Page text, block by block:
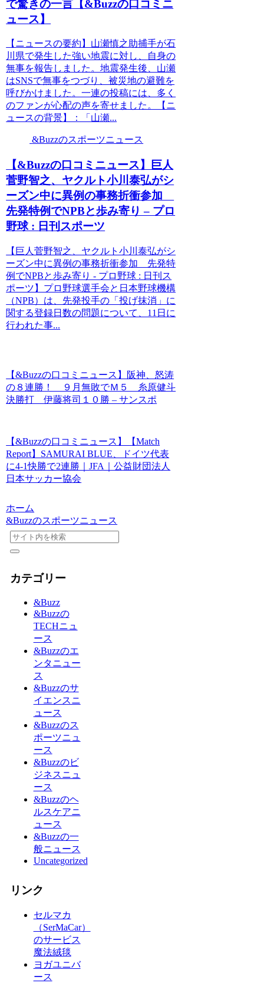
で驚きの一言【&Buzzの口コミニ
ュース】
【ニュースの要約】山瀬慎之助捕手が石
川県で発生した強い地震に対し、自身の
無事を報告しました。地震発生後、山瀬
はSNSで無事をつづり、被災地の避難を
呼びかけました。一連の投稿には、多く
のファンが心配の声を寄せました。【ニ
ュースの背景】：「山瀬...
&Buzzのスポーツニュース
【&Buzzの口コミニュース】巨人
菅野智之、ヤクルト小川泰弘がシ
ーズン中に異例の事務折衝参加
先発特例でNPBと歩み寄り – プロ
野球 : 日刊スポーツ
【巨人菅野智之、ヤクルト小川泰弘がシ
ーズン中に異例の事務折衝参加 先発特
例でNPBと歩み寄り - プロ野球 : 日刊ス
ポーツ】プロ野球選手会と日本野球機構
（NPB）は、先発投手の「投げ抹消」に
関する登録日数の問題について、11日に
行われた事...
【&Buzzの口コミニュース】阪神、怒涛
の８連勝！ ９月無敗でＭ５ 糸原健斗
決勝打 伊藤将司１０勝 – サンスポ
【&Buzzの口コミニュース】【Match
Report】SAMURAI BLUE、ドイツ代表
に4-1快勝で2連勝｜JFA｜公益財団法人
日本サッカー協会
ホーム
&Buzzのスポーツニュース
カテゴリー
&Buzz
&Buzzの
TECHニュ
ース
&Buzzのエ
ンタニュー
ス
&Buzzのサ
イエンスニ
ュース
&Buzzのス
ポーツニュ
ース
&Buzzのビ
ジネスニュ
ース
&Buzzのヘ
ルスケアニ
ュース
&Buzzの一
般ニュース
Uncategorized
リンク
セルマカ
（SerMaCar）
のサービス
魔法絨毯
ヨガユニバ
ース